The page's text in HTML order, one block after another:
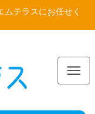
テラスにお任せく